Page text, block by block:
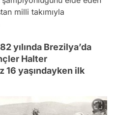
milli takımıyla
yılında Brezilya’da
Halter
16 yaşındayken ilk